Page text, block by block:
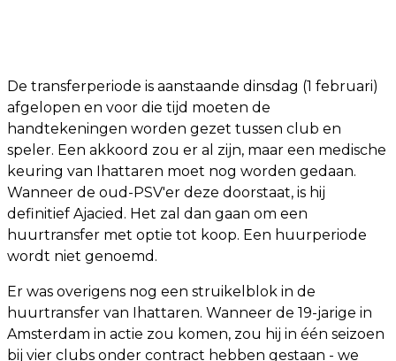
De transferperiode is aanstaande dinsdag (1 februari)
afgelopen en voor die tijd moeten de
handtekeningen worden gezet tussen club en
speler. Een akkoord zou er al zijn, maar een medische
keuring van Ihattaren moet nog worden gedaan.
Wanneer de oud-PSV'er deze doorstaat, is hij
definitief Ajacied. Het zal dan gaan om een
huurtransfer met optie tot koop. Een huurperiode
wordt niet genoemd.
Er was overigens nog een struikelblok in de
huurtransfer van Ihattaren. Wanneer de 19-jarige in
Amsterdam in actie zou komen, zou hij in één seizoen
bij vier clubs onder contract hebben gestaan - we